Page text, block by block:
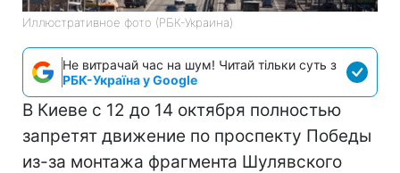
Иллюстративное фото (РБК-Украина)
Не витрачай час на шум! Читай тільки суть з
РБК-Україна у Google
В Киеве с 12 до 14 октября полностью
запретят движение по проспекту Победы
из-за монтажа фрагмента Шулявского